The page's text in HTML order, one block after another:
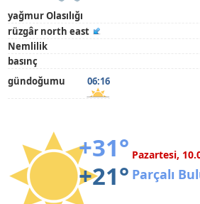
yağmur Olasılığı
rüzgâr north east
Nemlilik
basınç
gündoğumu
06:16
+31°
+21°
Pazartesi,
Parçalı